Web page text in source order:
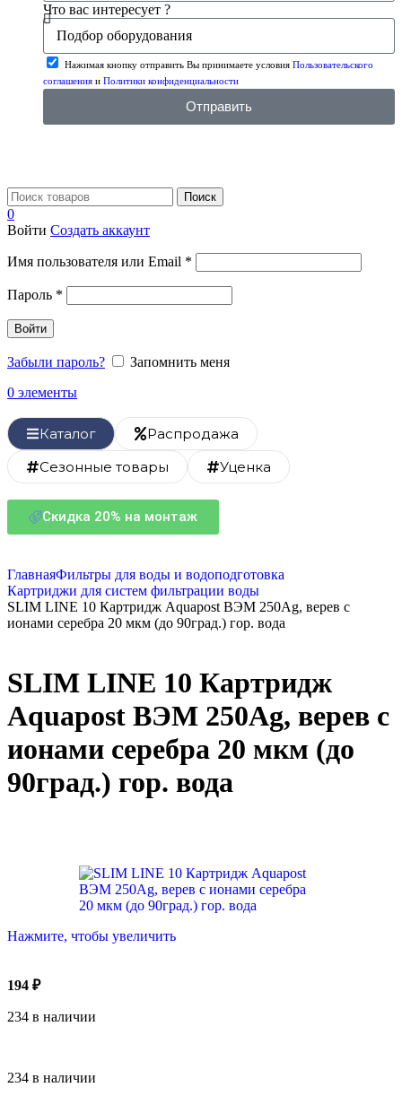
Что вас интересует ?
Нажимая кнопку отправить Вы принимаете условия Пользовательского
соглашения и Политики конфиденциальности
Отправить
Поиск
0
Войти Создать аккаунт
Имя пользователя или Email *
Пароль *
Войти
Забыли пароль?
Запомнить меня
0 элементы
Каталог
Распродажа
Сезонные товары
Уценка
Скидка 20% на монтаж
ГлавнаяФильтры для воды и водоподготовка
Картриджи для систем фильтрации воды
SLIM LINE 10 Картридж Aquapost ВЭМ 250Ag, верев с
ионами серебра 20 мкм (до 90град.) гор. вода
SLIM LINE 10 Картридж
Aquapost ВЭМ 250Ag, верев с
ионами серебра 20 мкм (до
90град.) гор. вода
Нажмите, чтобы увеличить
194 ₽
234 в наличии
234 в наличии